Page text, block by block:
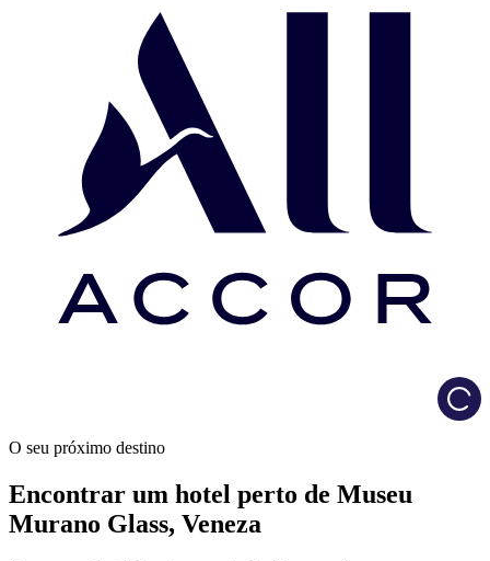
O seu próximo destino
Encontrar um hotel perto de Museu
Murano Glass, Veneza